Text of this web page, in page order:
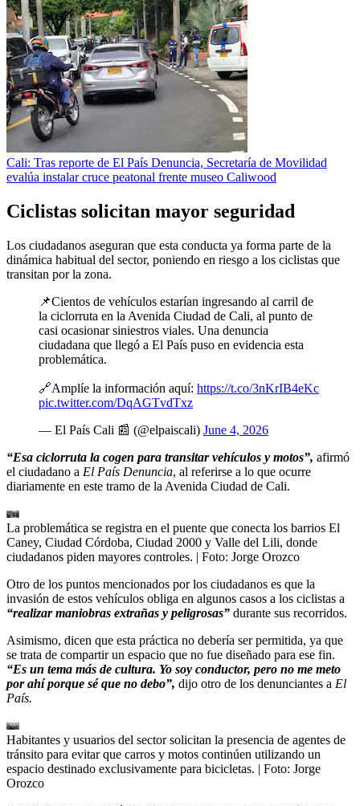
Cali: Tras reporte de El País Denuncia, Secretaría de Movilidad
evalúa instalar cruce peatonal frente museo Caliwood
Ciclistas solicitan mayor seguridad
Los ciudadanos aseguran que esta conducta ya forma parte de la
dinámica habitual del sector, poniendo en riesgo a los ciclistas que
transitan por la zona.
📌Cientos de vehículos estarían ingresando al carril de
la ciclorruta en la Avenida Ciudad de Cali, al punto de
casi ocasionar siniestros viales. Una denuncia
ciudadana que llegó a El País puso en evidencia esta
problemática.
🔗Amplíe la información aquí: https://t.co/3nKrIB4eKc
pic.twitter.com/DqAGTvdTxz
— El País Cali 📰 (@elpaiscali) June 4, 2026
“Esa ciclorruta la cogen para transitar vehículos y motos”, afirmó
el ciudadano a El País Denuncia, al referirse a lo que ocurre
diariamente en este tramo de la Avenida Ciudad de Cali.
La problemática se registra en el puente que conecta los barrios El
Caney, Ciudad Córdoba, Ciudad 2000 y Valle del Lili, donde
ciudadanos piden mayores controles. | Foto: Jorge Orozco
Otro de los puntos mencionados por los ciudadanos es que la
invasión de estos vehículos obliga en algunos casos a los ciclistas a
“realizar maniobras extrañas y peligrosas” durante sus recorridos.
Asimismo, dicen que esta práctica no debería ser permitida, ya que
se trata de compartir un espacio que no fue diseñado para ese fin.
“Es un tema más de cultura. Yo soy conductor, pero no me meto
por ahí porque sé que no debo”, dijo otro de los denunciantes a El
País.
Habitantes y usuarios del sector solicitan la presencia de agentes de
tránsito para evitar que carros y motos continúen utilizando un
espacio destinado exclusivamente para bicicletas. | Foto: Jorge
Orozco